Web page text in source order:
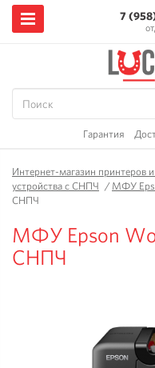
7
Гарантия
Интернет-магазин
устройства с СНПЧ /МФУ
СНПЧ
МФУ Epson
СНПЧ